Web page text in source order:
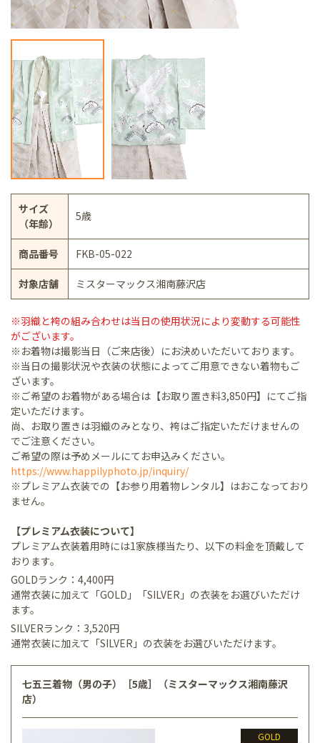
サイズ
（年齢）
5歳
商品番号 FKB-05-022
対象店舗 ミスターマックス湘南藤沢店
※羽織と袴の組み合わせは当日の使用状況により変動する可能性
がございます。
※お着物は撮影当日（ご来店後）にお決めいただいております。
※当日の撮影状況や衣装の状態によってご用意できない着物もご
ざいます。
※ご希望のお着物がある場合は【お取り置き料3,850円】にてご指
定いただけます。
尚、お取り置きは羽織のみとなり、袴はご指定いただけませんの
でご注意ください。
ご希望の際は予めメールにてお申込みください。
https://www.happilyphoto.jp/inquiry/
※プレミアム衣装での【お参り用着物レンタル】はおこなっており
ません。
【プレミアム衣装について】
プレミアム衣装着用時には1家族様当たり、以下の料金を頂戴して
おります。
GOLDランク：4,400円
通常衣装に加えて「GOLD」「SILVER」の衣装をお選びいただけ
ます。
SILVERランク：3,520円
通常衣装に加えて「SILVER」の衣装をお選びいただけます。
七五三着物（男の子）［5歳］（ミスターマックス湘南藤沢
店）
GOLD